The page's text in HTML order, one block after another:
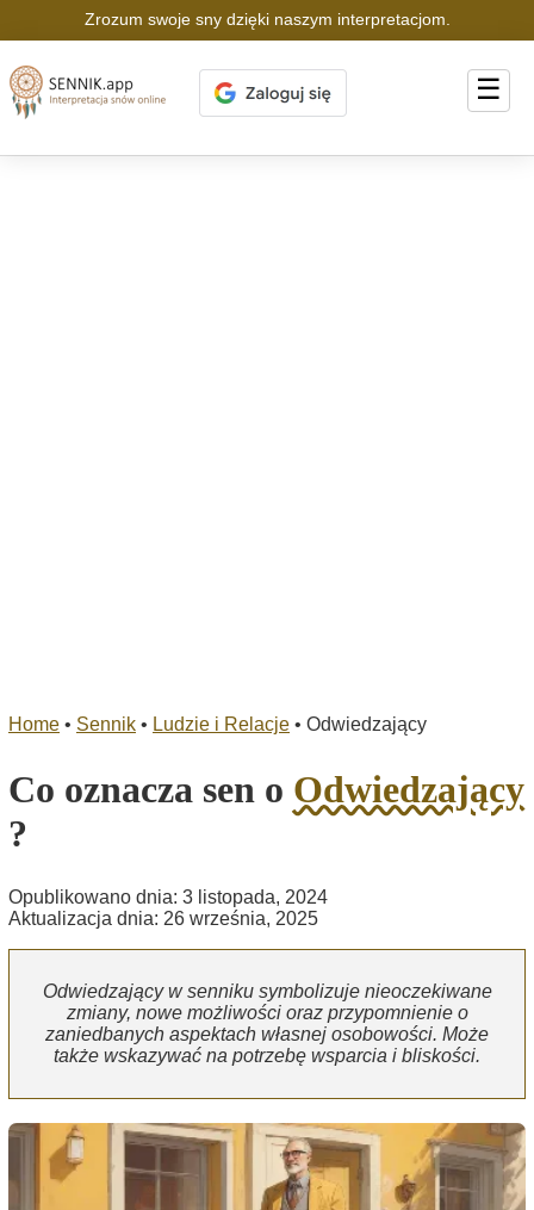
Zrozum swoje sny dzięki naszym interpretacjom.
☰
Home • Sennik • Ludzie i Relacje • Odwiedzający
Co oznacza sen o Odwiedzający
?
Opublikowano dnia: 3 listopada, 2024
Aktualizacja dnia: 26 września, 2025
Odwiedzający w senniku symbolizuje nieoczekiwane
zmiany, nowe możliwości oraz przypomnienie o
zaniedbanych aspektach własnej osobowości. Może
także wskazywać na potrzebę wsparcia i bliskości.